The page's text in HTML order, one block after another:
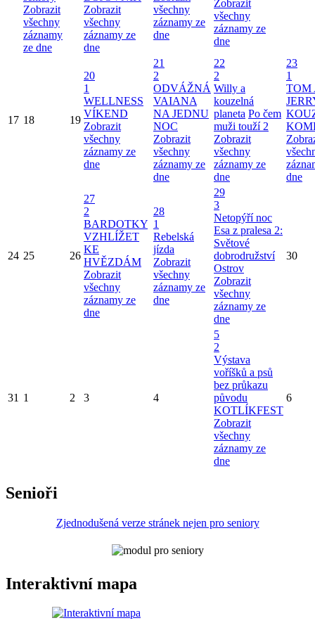
Zobrazit
všechny
záznamy
ze dne
Zobrazit
všechny
záznamy ze
dne
všechny
záznamy ze
dne
Zobrazit
všechny
záznamy ze
dne
17 18 19
20
1
WELLNESS
VÍKEND
Zobrazit
všechny
záznamy ze
dne
21
2
ODVÁŽNÁ
VAIANA
NA JEDNU
NOC
Zobrazit
všechny
záznamy ze
dne
22
2
Willy a
kouzelná
planeta Po čem
muži touží 2
Zobrazit
všechny
záznamy ze
dne
23
1
TOM
dne
24 25 26
27
2
BARDOTKY
VZHLÍŽET
KE
HVĚZDÁM
Zobrazit
všechny
záznamy ze
dne
28
1
Rebelská
jízda
Zobrazit
všechny
záznamy ze
dne
29
3
Netopýří noc
Esa z pralesa 2:
Světové
dobrodružství
Ostrov
Zobrazit
všechny
záznamy ze
dne
30
31 1 2 3 4
5
2
Výstava
voříšků a psů
bez průkazu
původu
KOTLÍKFEST
Zobrazit
všechny
záznamy ze
dne
6
Senioři
Zjednodušená verze stránek nejen pro seniory
Interaktivní mapa